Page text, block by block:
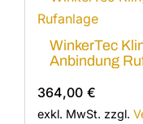
Die
Optionen
können
der
Produktseite
WinkerTec
Anbindung
364,00 €
exkl. MwSt. zzgl.